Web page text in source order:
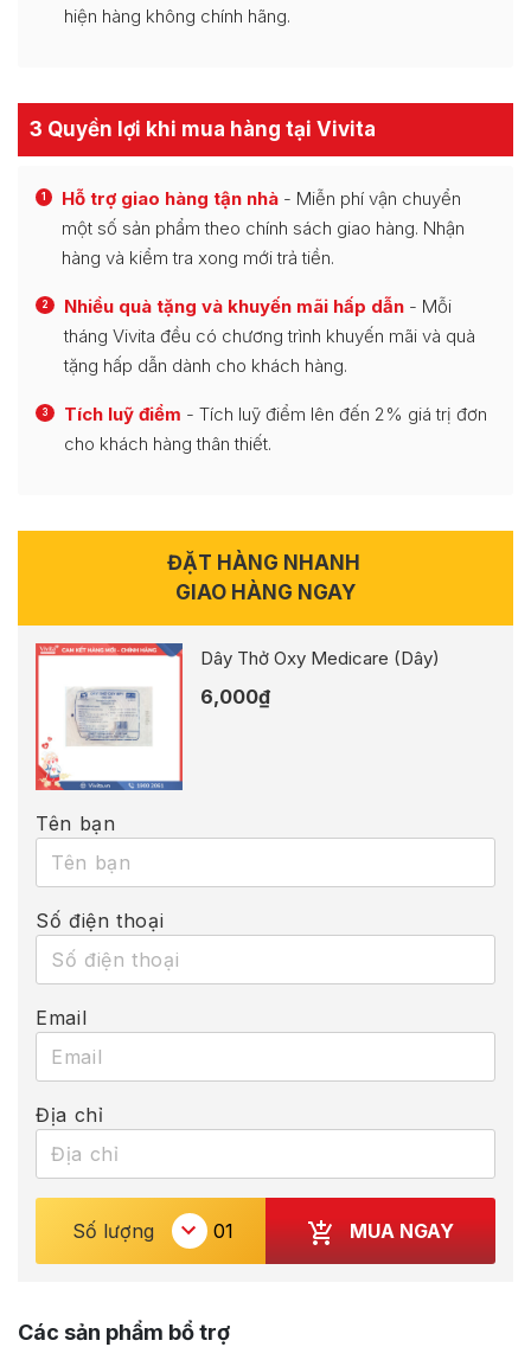
hiện hàng không chính hãng.
3 Quyền lợi khi mua hàng tại Vivita
1 Hỗ trợ giao hàng tận nhà - Miễn phí vận chuyển
một số sản phẩm theo chính sách giao hàng. Nhận
hàng và kiểm tra xong mới trả tiền.
2 Nhiều quà tặng và khuyến mãi hấp dẫn - Mỗi
tháng Vivita đều có chương trình khuyến mãi và quà
tặng hấp dẫn dành cho khách hàng.
3 Tích luỹ điểm - Tích luỹ điểm lên đến 2% giá trị đơn
cho khách hàng thân thiết.
ĐẶT HÀNG NHANH
GIAO HÀNG NGAY
Dây Thở Oxy Medicare (Dây)
6,000₫
Tên bạn
Số điện thoại
Email
Địa chỉ
Số lượng MUA NGAY
Các sản phẩm bổ trợ